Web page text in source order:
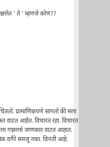
' ते ' म्हणजे कोण??
प्रामाणिकपणे सांगतो की मला
वाटत आहेत. विचारत रहा. विचारत
गझलचे जाणकार वाटत आहात.
वगैरे समजू नका. विनंती आहे.